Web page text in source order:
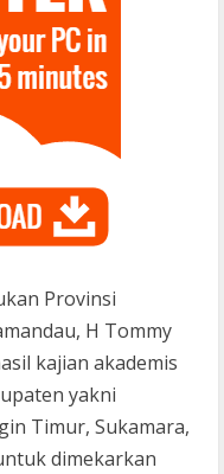
Provinsi
H Tommy
kajian akademis
yakni
Timur, Sukamara,
dimekarkan